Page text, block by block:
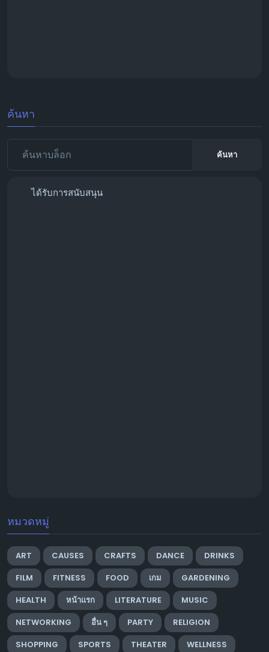
ค้นหา
ค้นหา
ได้รับการสนับสนุน
หมวดหมู่
ART CAUSES CRAFTS DANCE
DRINKS
FILM
FITNESS FOOD เกม
GARDENING
HEALTH
หน้าแรก LITERATURE
MUSIC
NETWORKING
อื่น ๆ PARTY
RELIGION
SHOPPING
SPORTS THEATER WELLNESS